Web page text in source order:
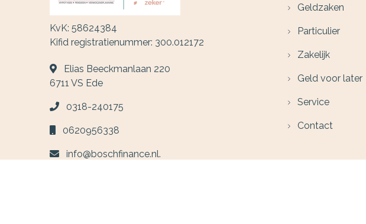
KvK: 58624384
Kifid registratienummer: 300.012172
Elias Beeckmanlaan 220
6711 VS Ede
0318-240175
0620956338
info@boschfinance.nl.
Geldzaken
Particulier
Zakelijk
Geld voor later
Service
Contact